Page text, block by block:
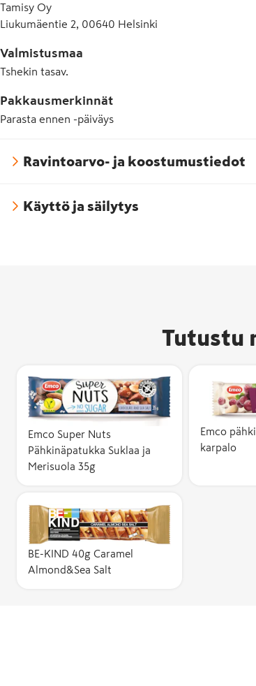
Tamisy Oy
Liukumäentie 2, 00640 Helsinki
Valmistusmaa
Tshekin tasav.
Pakkausmerkinnät
Parasta ennen -päiväys
Ravintoarvo- ja koostumustiedot
Käyttö ja säilytys
Tutustu
Emco Super Nuts
Pähkinäpatukka Suklaa ja
Merisuola 35g
Emco
karpalo
BE-KIND 40g Caramel
Almond&Sea Salt